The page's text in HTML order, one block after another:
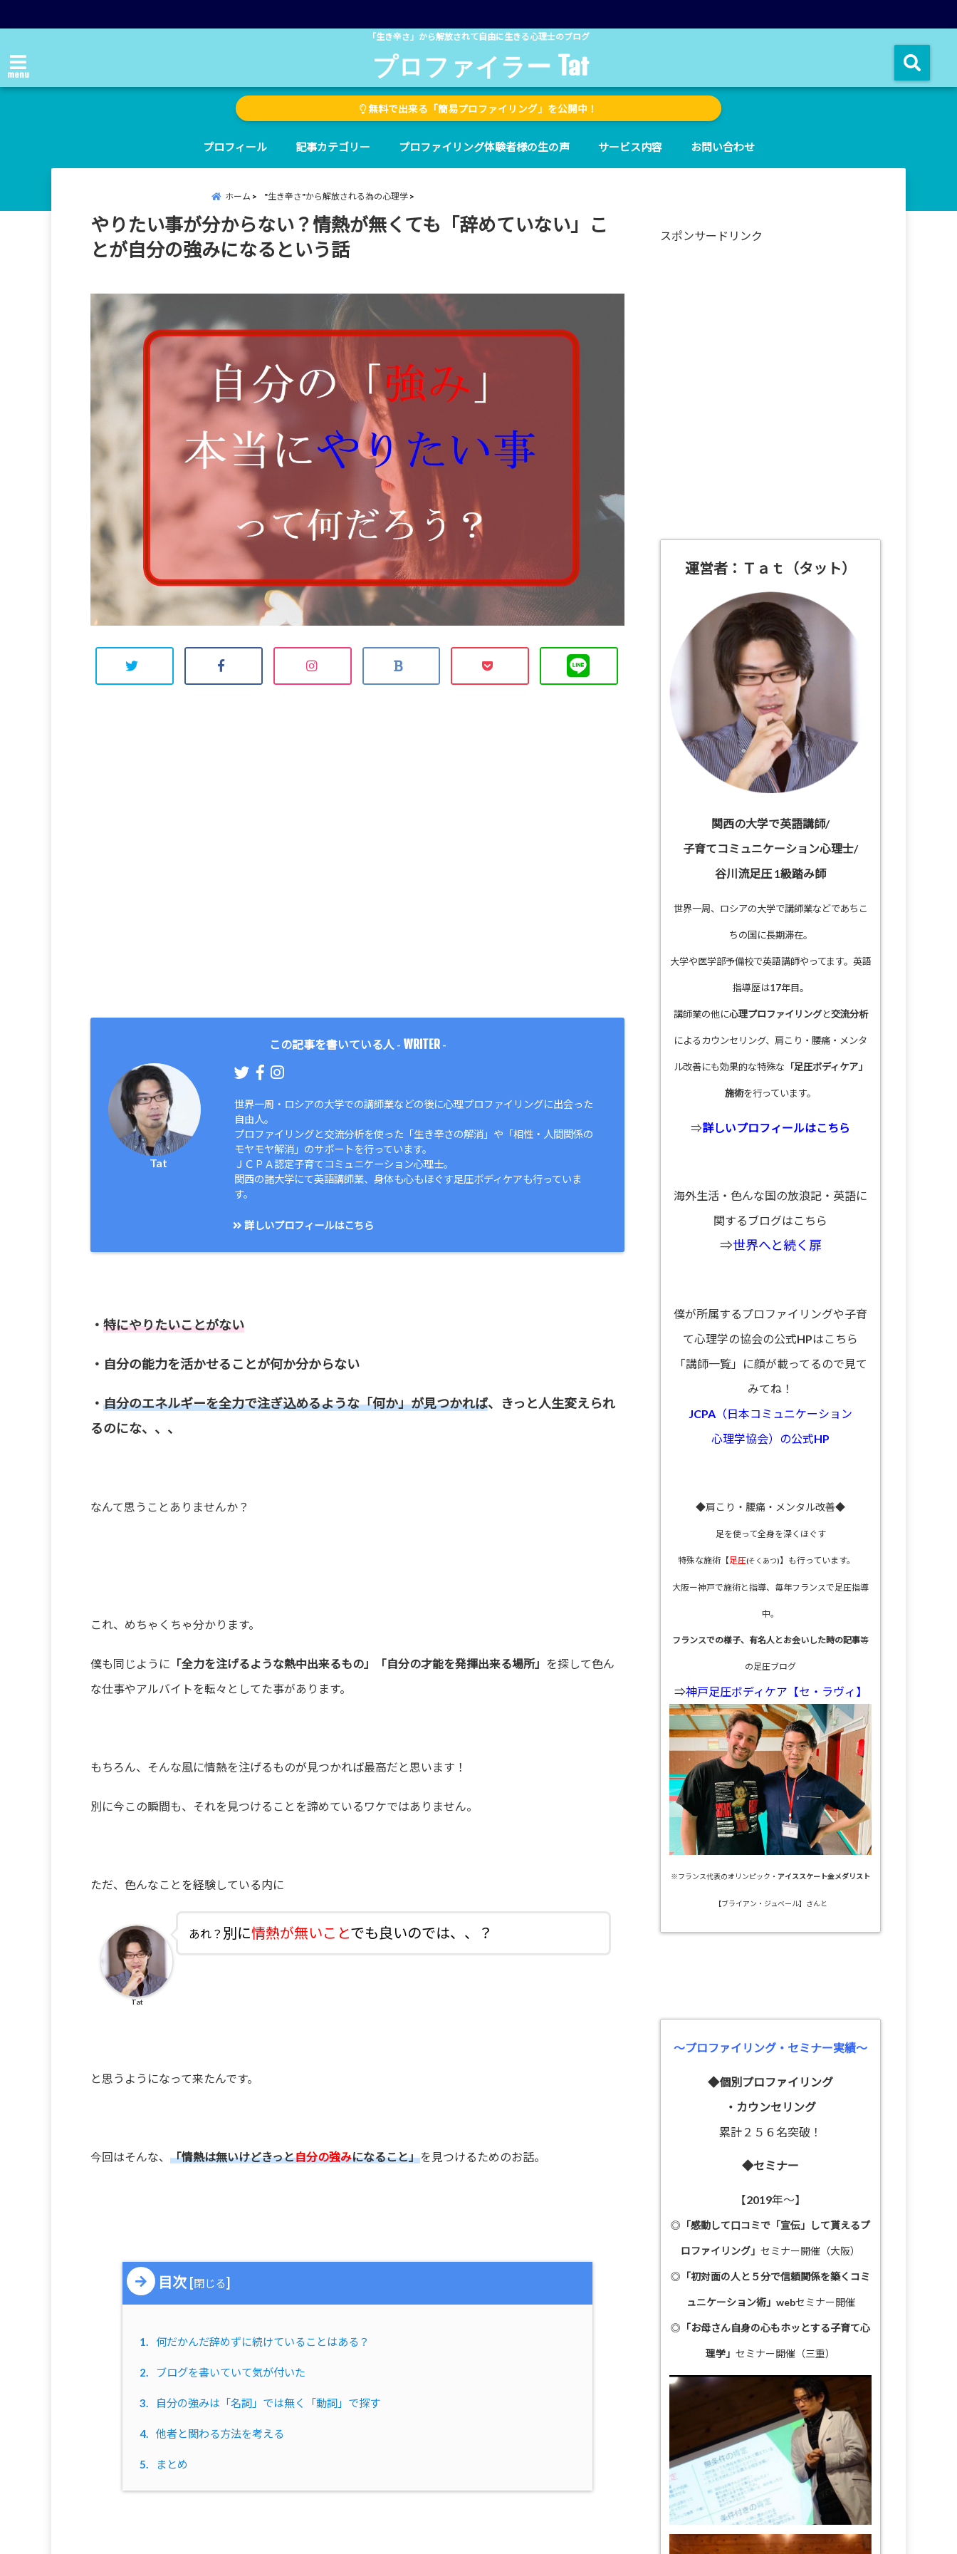
「生き辛さ」から解放されて自由に生きる心理士のブログ
menu プロファイラー Tat
無料で出来る「簡易プロファイリング」を公開中！
プロフィール 記事カテゴリー プロファイリング体験者様の生の声 サービス内容 お問い合わせ
ホーム "生き辛さ"から解放される為の心理学
やりたい事が分からない？情熱が無くても「辞めていない」こ
とが自分の強みになるという話
この記事を書いている人 - WRITER-
Tat
世界一周・ロシアの大学での講師業などの後に心理プロファイリングに出会った
自由人。
プロファイリングと交流分析を使った「生き辛さの解消」や「相性・人間関係の
モヤモヤ解消」のサポートを行っています。
ＪＣＰＡ認定子育てコミュニケーション心理士。
関西の諸大学にて英語講師業、身体も心もほぐす足圧ボディケアも行っていま
す。
詳しいプロフィールはこちら
・ 特にやりたいことがない
・自分の能力を活かせることが何か分からない
・ 自分のエネルギーを全力で注ぎ込めるような「何か」が見つかれば、きっと人生変えられ
るのにな、、、
なんて思うことありませんか？
これ、めちゃくちゃ分かります。
僕も同じように 「全力を注げるような熱中出来るもの」「自分の才能を発揮出来る場所」 を探して色ん
な仕事やアルバイトを転々としてた事があります。
もちろん、そんな風に情熱を注げるものが見つかれば最高だと思います！
別に今この瞬間も、それを見つけることを諦めているワケではありません。
ただ、色んなことを経験している内に
あれ？ 別に情熱が無いことでも良いのでは、、？
Tat
と思うようになって来たんです。
今回はそんな、 「情熱は無いけどきっと自分の強みになること」を見つけるためのお話。
目次 [閉じる]
1. 何だかんだ辞めずに続けていることはある？
2. ブログを書いていて気が付いた
3. 自分の強みは「名詞」では無く「動詞」で探す
4. 他者と関わる方法を考える
5. まとめ
スポンサードリンク
運営者：Ｔａｔ（タット）
関西の大学で英語講師/
子育てコミュニケーション心理士/
谷川流足圧 1級踏み師
世界一周、ロシアの大学で講師業などであちこ
ちの国に長期滞在。
大学や医学部予備校で英語講師やってます。英語
指導歴は17年目。
講師業の他に心理プロファイリングと交流分析
によるカウンセリング、肩こり・腰痛・メンタ
ル改善にも効果的な特殊な 「足圧ボディケア」
施術を行っています。
⇒詳しいプロフィールはこちら
海外生活・色んな国の放浪記・英語に
関するブログはこちら
⇒世界へと続く扉
僕が所属するプロファイリングや子育
て心理学の協会の公式HPはこちら
「講師一覧」に顔が載ってるので見て
みてね！
JCPA（日本コミュニケーション
心理学協会）の公式HP
◆肩こり・腰痛・メンタル改善◆
足を使って全身を深くほぐす
特殊な施術【足圧(そくあつ)】も行っています。
大阪ー神戸で施術と指導、 毎年フランスで足圧指導
中。
フランスでの様子、有名人とお会いした時の記事等
の足圧ブログ
⇒神戸足圧ボディケア【セ・ラヴィ】
※フランス代表のオリンピック・ アイススケート金メダリスト
【ブライアン・ジュベール】さんと
～プロファイリング・セミナー実績～
◆個別プロファイリング
・カウンセリング
累計２５６名突破！
◆セミナー
【2019年～】
◎ 「感動して口コミで「宣伝」して貰えるプ
ロファイリング」 セミナー開催（大阪）
◎ 「初対面の人と５分で信頼関係を築くコミ
ュニケーション術」 webセミナー開催
◎ 「お母さん自身の心もホッとする子育て心
理学」 セミナー開催（三重）